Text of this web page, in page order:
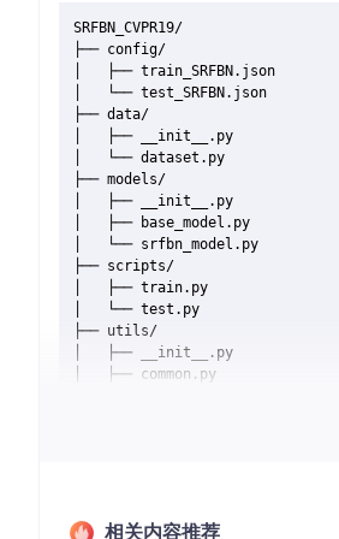
SRFBN_CVPR19/
├── config/
│   ├── train_SRFBN.json
│   └── test_SRFBN.json
├── data/
│   ├── __init__.py
│   └── dataset.py
├── models/
│   ├── __init__.py
│   ├── base_model.py
│   └── srfbn_model.py
├── scripts/
│   ├── train.py
│   └── test.py
├── utils/
│   ├── __init__.py
│   ├── common.py
data/
: 包含数据集处理的相关脚本。
相关内容推荐